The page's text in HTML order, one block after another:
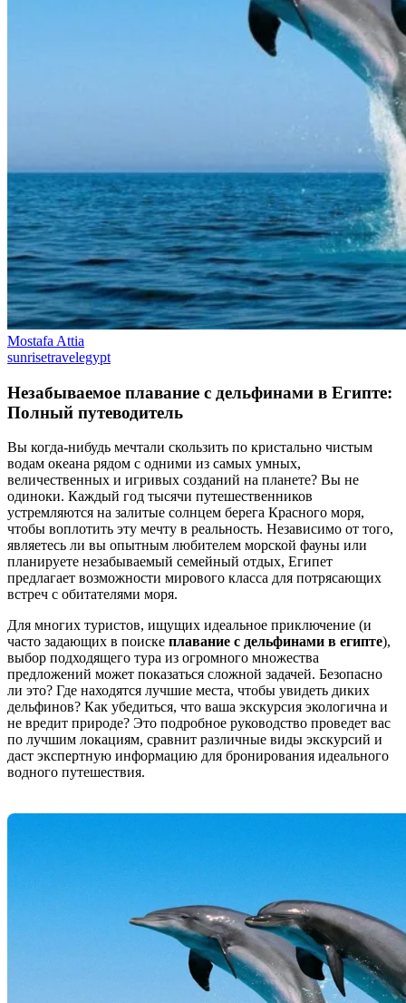
Mostafa Attia
sunrisetravelegypt
Незабываемое плавание с дельфинами в Египте:
Полный путеводитель
Вы когда-нибудь мечтали скользить по кристально чистым
водам океана рядом с одними из самых умных,
величественных и игривых созданий на планете? Вы не
одиноки. Каждый год тысячи путешественников
устремляются на залитые солнцем берега Красного моря,
чтобы воплотить эту мечту в реальность. Независимо от того,
являетесь ли вы опытным любителем морской фауны или
планируете незабываемый семейный отдых, Египет
предлагает возможности мирового класса для потрясающих
встреч с обитателями моря.
Для многих туристов, ищущих идеальное приключение (и
часто задающих в поиске плавание с дельфинами в египте),
выбор подходящего тура из огромного множества
предложений может показаться сложной задачей. Безопасно
ли это? Где находятся лучшие места, чтобы увидеть диких
дельфинов? Как убедиться, что ваша экскурсия экологична и
не вредит природе? Это подробное руководство проведет вас
по лучшим локациям, сравнит различные виды экскурсий и
даст экспертную информацию для бронирования идеального
водного путешествия.